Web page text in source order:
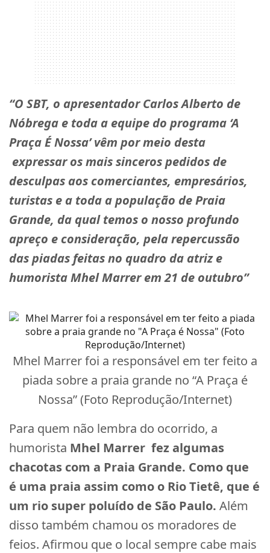
“O SBT, o apresentador Carlos Alberto de
Nóbrega e toda a equipe do programa ‘A
Praça É Nossa’ vêm por meio desta
expressar os mais sinceros pedidos de
desculpas aos comerciantes, empresários,
turistas e a toda a população de Praia
Grande, da qual temos o nosso profundo
apreço e consideração, pela repercussão
das piadas feitas no quadro da atriz e
humorista Mhel Marrer em 21 de outubro”
Mhel Marrer foi a responsável em ter feito a
piada sobre a praia grande no “A Praça é
Nossa” (Foto Reprodução/Internet)
Para quem não lembra do ocorrido, a
humorista Mhel Marrer fez algumas
chacotas com a Praia Grande. Como que
é uma praia assim como o Rio Tietê, que é
um rio super poluído de São Paulo. Além
disso também chamou os moradores de
feios. Afirmou que o local sempre cabe mais